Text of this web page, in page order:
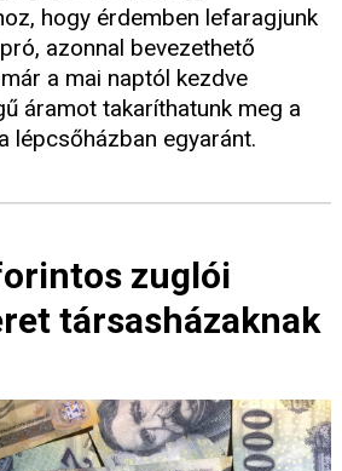
hogy érdemben lefaragjunk
azonnal bevezethető
a mai naptól kezdve
áramot takaríthatunk meg a
lépcsőházban egyaránt.
zuglói
társasházaknak